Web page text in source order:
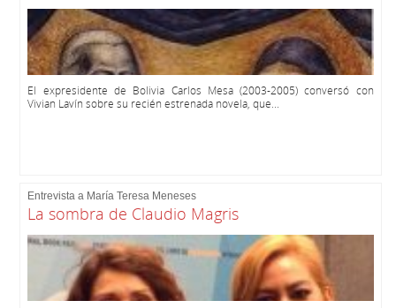
El expresidente de Bolivia Carlos Mesa (2003-2005) conversó con
Vivian Lavín sobre su recién estrenada novela, que...
Entrevista a María Teresa Meneses
La sombra de Claudio Magris